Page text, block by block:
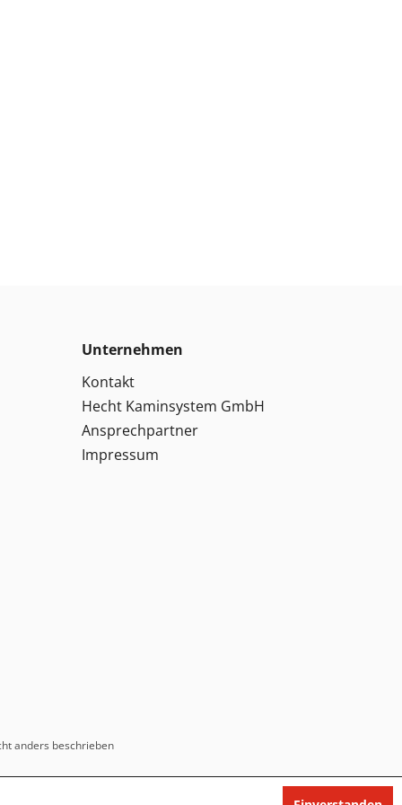
Unternehmen
Kontakt
Hecht Kaminsystem GmbH
Ansprechpartner
Impressum
anders beschrieben